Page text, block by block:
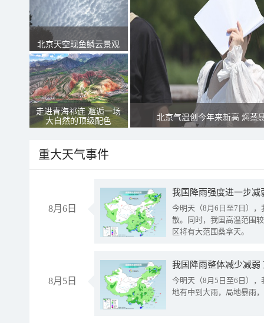
北京天空现鱼鳞云景观
走进青海祁连 邂逅一场
大自然的顶级配色
北京气温创今年来新高 焖蒸
重大天气事件
8月6日
今明天（8月6日至7日）
散。同时，我国高温范围
区将有大范围桑拿天。
8月5日
我国降雨整体减少减弱
今明天（8月5日至6日）
地有中到大雨，局地暴雨